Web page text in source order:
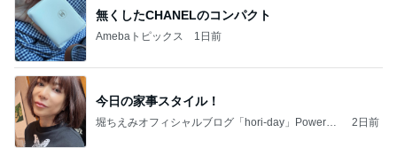
無くしたCHANELのコンパクト
Amebaトピックス 1日前
今日の家事スタイル！
堀ちえみオフィシャルブログ「hori-day」Powered
2日前